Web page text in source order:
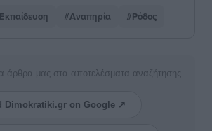
#Αναπηρία #Ρόδος
άρθρα μας στα αποτελέσματα αναζήτησης
Dimokratiki.gr on Google ↗